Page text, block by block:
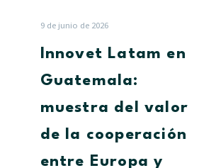
de
la
entre
Europa
América
9 de junio de 2026
Innovet Latam en
Guatemala:
muestra del valor
de la cooperación
entre Europa y